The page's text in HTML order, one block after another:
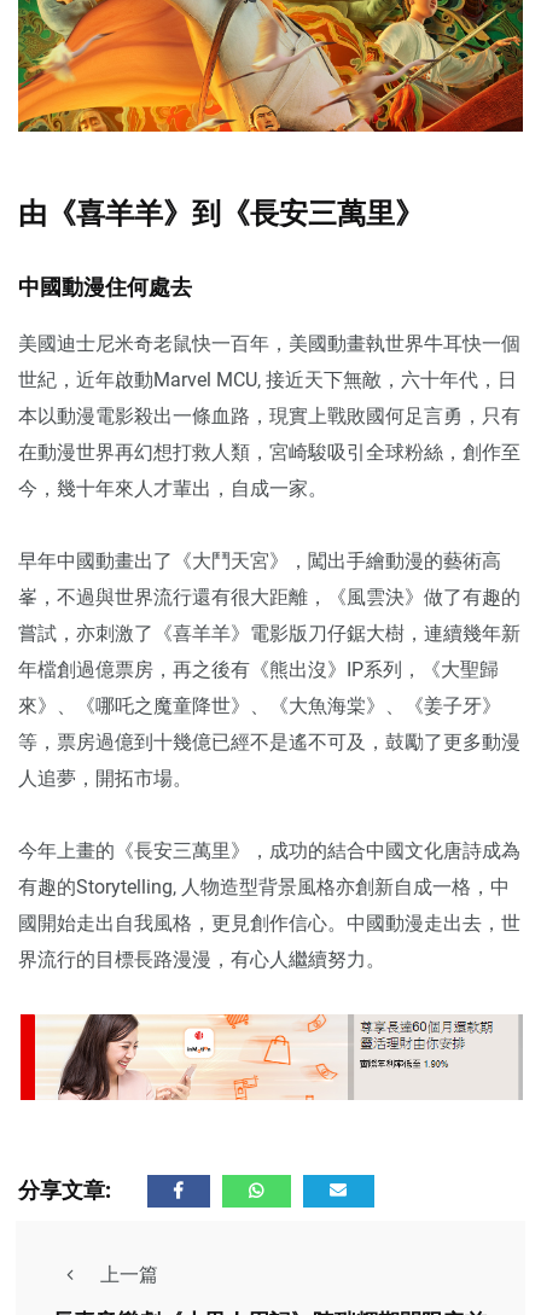
由《喜羊羊》到《長安三萬里》
中國動漫住何處去
美國迪士尼米奇老鼠快一百年，美國動畫執世界牛耳快一個
世紀，近年啟動Marvel MCU, 接近天下無敵，六十年代，日
本以動漫電影殺出一條血路，現實上戰敗國何足言勇，只有
在動漫世界再幻想打救人類，宮崎駿吸引全球粉絲，創作至
今，幾十年來人才輩出，自成一家。
早年中國動畫出了《大鬥天宮》，闖出手繪動漫的藝術高
峯，不過與世界流行還有很大距離，《風雲決》做了有趣的
嘗試，亦刺激了《喜羊羊》電影版刀仔鋸大樹，連續幾年新
年檔創過億票房，再之後有《熊出沒》IP系列，《大聖歸
來》、《哪吒之魔童降世》、《大魚海棠》、《姜子牙》
等，票房過億到十幾億已經不是遙不可及，鼓勵了更多動漫
人追夢，開拓市場。
今年上畫的《長安三萬里》，成功的結合中國文化唐詩成為
有趣的Storytelling, 人物造型背景風格亦創新自成一格，中
國開始走出自我風格，更見創作信心。中國動漫走出去，世
界流行的目標長路漫漫，有心人繼續努力。
分享文章:
上一篇